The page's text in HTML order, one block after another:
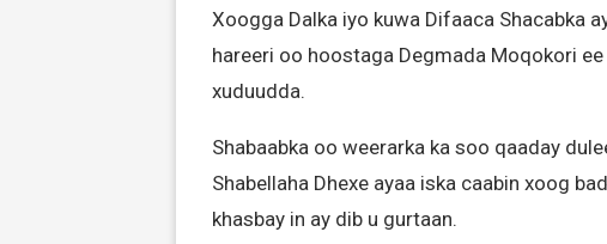
Xoogga Dalka iyo kuwa Difaaca Shacabka
hareeri oo hoostaga Degmada Moqokori
xuduudda.
Shabaabka oo weerarka ka soo qaaday
Shabellaha Dhexe ayaa iska caabin xoog
khasbay in ay dib u gurtaan.